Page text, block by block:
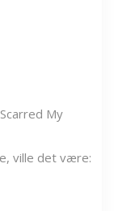
My
ville det være: